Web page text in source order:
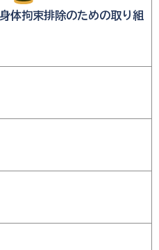
体拘束排除のための取り組